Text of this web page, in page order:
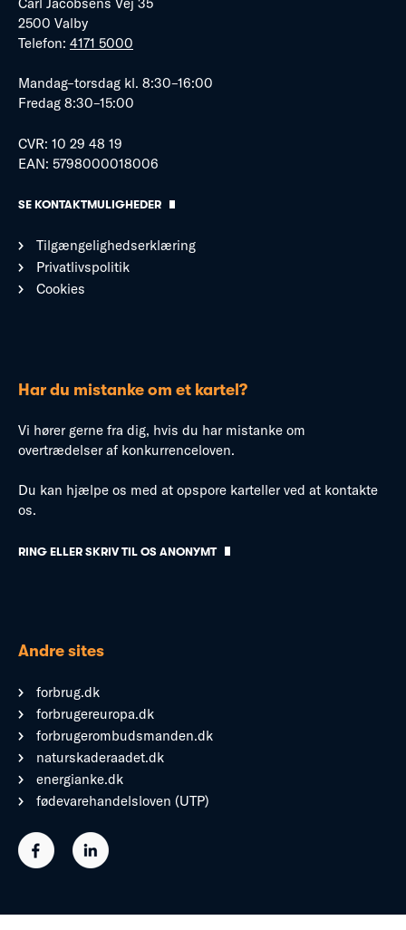
2500 Valby
Telefon: 4171 5000
Mandag–torsdag kl. 8:30–16:00
Fredag 8:30–15:00
CVR: 10 29 48 19
EAN: 5798000018006
SE KONTAKTMULIGHEDER
Tilgængelighedserklæring
Privatlivspolitik
Cookies
Har du mistanke om et kartel?
Vi hører gerne fra dig, hvis du har mistanke om
overtrædelser af konkurrenceloven.
Du kan hjælpe os med at opspore karteller ved at kontakte
os.
RING ELLER SKRIV TIL OS ANONYMT
Andre sites
forbrug.dk
forbrugereuropa.dk
forbrugerombudsmanden.dk
naturskaderaadet.dk
energianke.dk
fødevarehandelsloven (UTP)